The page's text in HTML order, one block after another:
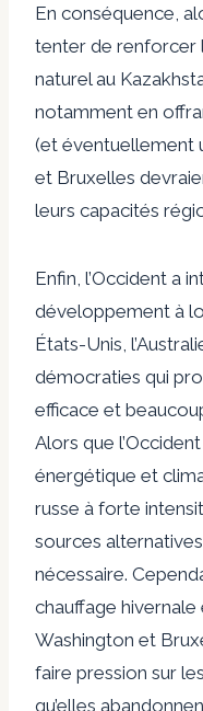
En conséquence,
tenter de renforcer
naturel au
notamment en
(et éventuellement
et Bruxelles
leurs capacités
Enfin, l’Occident a
développement à
États-Unis,
démocraties qui
efficace et
Alors que
énergétique et
russe à forte
sources
nécessaire.
chauffage hivernale
Washington et
faire pression sur
qu’elles